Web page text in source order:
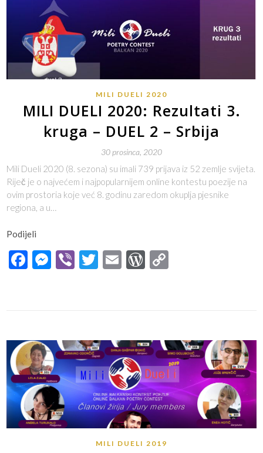
MILI DUELI 2020
MILI DUELI 2020: Rezultati 3.
kruga – DUEL 2 – Srbija
30 prosinca, 2020
Mili Dueli 2020 (8. sezona) su imali 739 prijava iz 52 zemlje svijeta.
Riječ je o najvećem i najpopularnijem online kontestu poezije na
ovim prostoria koje već 8. godinu zaredom okuplja pjesnike
regiona, a u…
Podijeli
Facebook
Messenger
ViberTwitter
EmailWordPress
MILI DUELI 2019